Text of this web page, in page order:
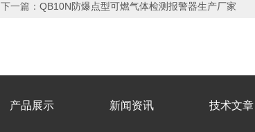
下一篇： QB10N防爆点型可燃气体检测报警器生产厂家
产品展示 新闻资讯 技术文章